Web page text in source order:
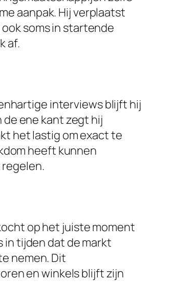
aanpak. Hij verplaatst
soms in startende
af.
interviews blijft hij
de ene kant zegt hij
het lastig om exact te
heeft kunnen
op het juiste moment
in tijden dat de markt
nemen. Dit
en winkels blijft zijn